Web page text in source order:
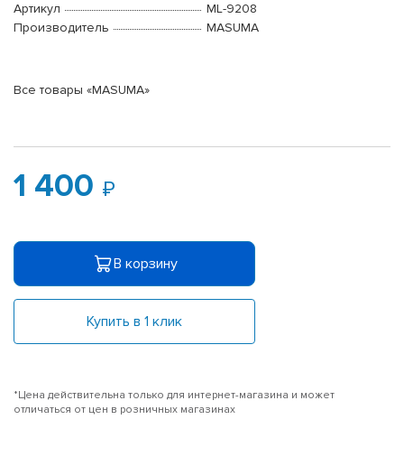
Артикул
ML-9208
Производитель
MASUMA
Все товары «MASUMA»
1 400
В корзину
Купить в 1 клик
*Цена действительна только для интернет-магазина и может
отличаться от цен в розничных магазинах